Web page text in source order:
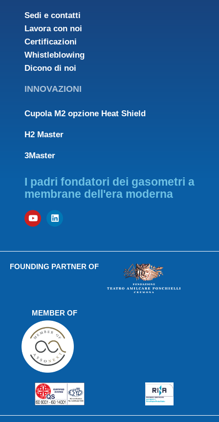
Sedi e contatti
Lavora con noi
Certificazioni
Whistleblowing
Dicono di noi
INNOVAZIONI
Cupola M2 opzione Heat Shield
H2 Master
3Master
I padri fondatori dei gasometri a
membrane dell'era moderna
FOUNDING PARTNER OF
MEMBER OF